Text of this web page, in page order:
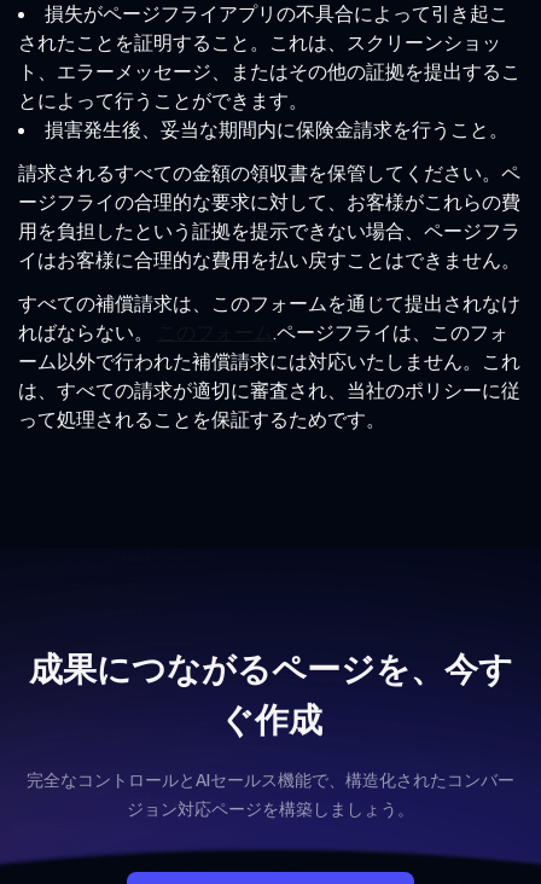
損失がページフライアプリの不具合によって引き起こ
されたことを証明すること。これは、スクリーンショッ
ト、エラーメッセージ、またはその他の証拠を提出するこ
とによって行うことができます。
損害発生後、妥当な期間内に保険金請求を行うこと。
請求されるすべての金額の領収書を保管してください。ペ
ージフライの合理的な要求に対して、お客様がこれらの費
用を負担したという証拠を提示できない場合、ページフラ
イはお客様に合理的な費用を払い戻すことはできません。
すべての補償請求は、このフォームを通じて提出されなけ
ればならない。
.ページフライは、このフォ
ーム以外で行われた補償請求には対応いたしません。これ
は、すべての請求が適切に審査され、当社のポリシーに従
って処理されることを保証するためです。
成果につながるページを、今す
ぐ作成
完全なコントロールとAIセールス機能で、構造化されたコンバー
ジョン対応ページを構築しましょう。